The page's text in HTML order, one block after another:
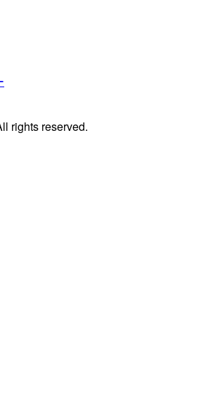
rights reserved.